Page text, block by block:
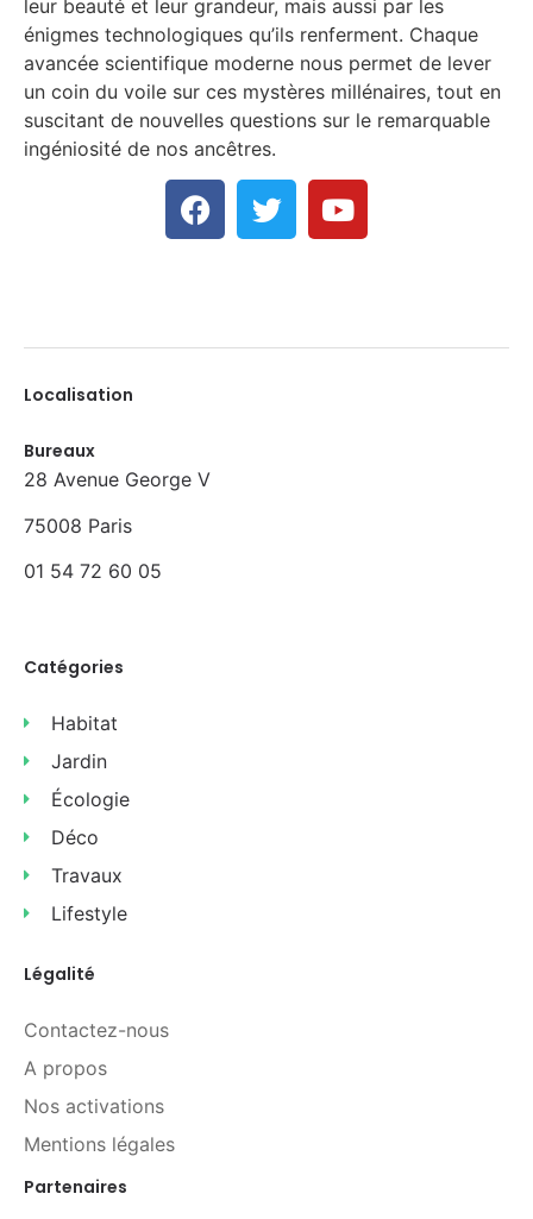
leur beauté et leur grandeur, mais aussi par les
énigmes technologiques qu’ils renferment. Chaque
avancée scientifique moderne nous permet de lever
un coin du voile sur ces mystères millénaires, tout en
suscitant de nouvelles questions sur le remarquable
ingéniosité de nos ancêtres.
Localisation
Bureaux
28 Avenue George V
75008 Paris
01 54 72 60 05
Catégories
Habitat
Jardin
Écologie
Déco
Travaux
Lifestyle
Légalité
Contactez-nous
A propos
Nos activations
Mentions légales
Partenaires